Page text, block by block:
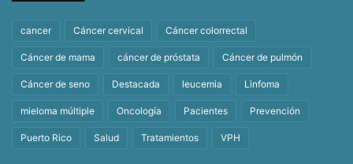
cancer Cáncer cervical Cáncer colorrectal
Cáncer de mama cáncer de próstata Cáncer de pulmón
Cáncer de seno Destacada leucemia Linfoma
mieloma múltiple Oncología Pacientes Prevención
Puerto Rico Salud Tratamientos VPH